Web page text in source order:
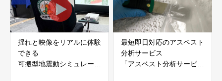
揺れと映像をリアルに体験
できる
可搬型地震動シミュレータ
最短即日対応のアスベスト
分析サービス
「アスベスト分析サービ